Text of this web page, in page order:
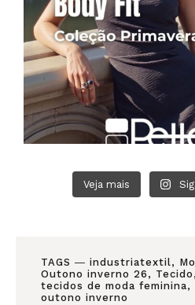
Veja mais
TAGS ― industriatextil,
Outono inverno 26 , Tecido ,
tecidos de moda feminina,
outono inverno